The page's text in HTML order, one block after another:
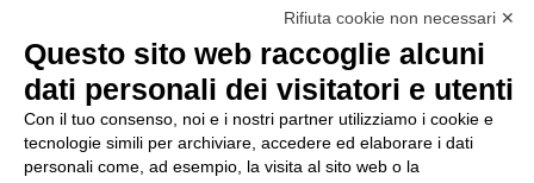
del Codice di Condotta, è
possibile presentare un
reclamo
all’Organismo di
Monitoraggio utilizzando
una delle modalità
descritte al seguente
Rifiuta cookie non necessari ✕
Questo sito web raccoglie alcuni
dati personali dei visitatori e utenti
Con il tuo consenso, noi e i nostri partner utilizziamo i cookie e
tecnologie simili per archiviare, accedere ed elaborare i dati
personali come, ad esempio, la visita al sito web o la